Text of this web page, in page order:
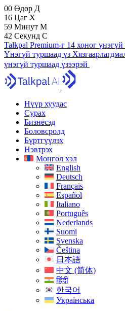
00 Өдөр Д
16 Цаг Х
59 Минут М
41 Секунд С
Talkpal Premium-г 14 хоног үнэгүй
Үнэгүй туршаад үз
үнэгүй туршаад үзээрэй
Нүүр хуудас
Сурах
Бизнесэд
Боловсролд
Бүртгүүлэх
Нэвтрэх
Монгол хэл
English
Deutsch
Français
Español
Italiano
Português
Nederlands
Suomi
Svenska
Čeština
日本語
中文 (简体)
हिंदी
한국어
Українська